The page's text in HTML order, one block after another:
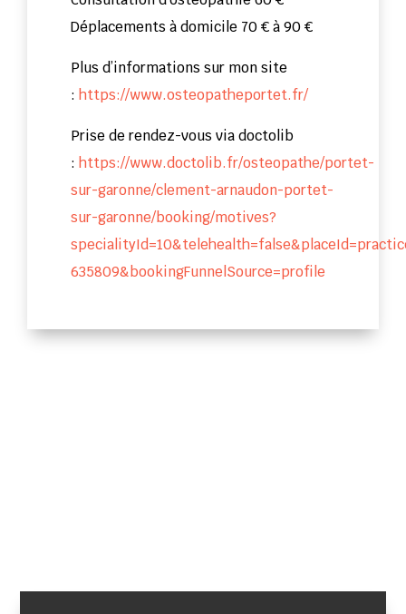
Déplacements à domicile 70 € à 90 €
Plus d’informations sur mon site
: https://www.osteopatheportet.fr/
Prise de rendez-vous via doctolib
: https://www.doctolib.fr/osteopathe/portet-
sur-garonne/clement-arnaudon-portet-
sur-garonne/booking/motives?
635809&bookingFunnelSource=profile